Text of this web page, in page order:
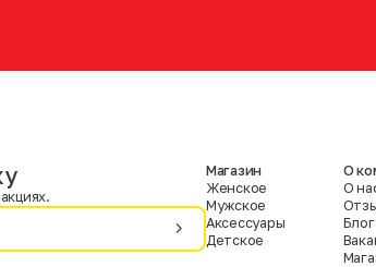
Магазин
Женское
Мужское
Аксессуары
Детское
О
О
Блог